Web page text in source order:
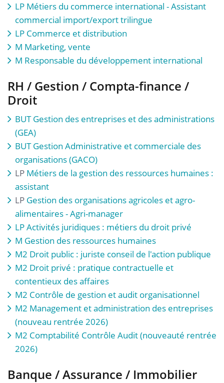
LP Métiers du commerce international - Assistant
commercial import/export trilingue
LP Commerce et distribution
M Marketing, vente
M Responsable du développement international
RH / Gestion / Compta-finance /
Droit
BUT Gestion des entreprises et des administrations
(GEA)
BUT Gestion Administrative et commerciale des
organisations (GACO)
LP Métiers de la gestion des ressources humaines :
assistant
LP Gestion des organisations agricoles et agro-
alimentaires - Agri-manager
LP Activités juridiques : métiers du droit privé
M Gestion des ressources humaines
M2 Droit public : juriste conseil de l'action publique
M2 Droit privé : pratique contractuelle et
contentieux des affaires
M2 Contrôle de gestion et audit organisationnel
M2 Management et administration des entreprises
(nouveau rentrée 2026)
M2 Comptabilité Contrôle Audit (nouveauté rentrée
2026)
Banque / Assurance / Immobilier